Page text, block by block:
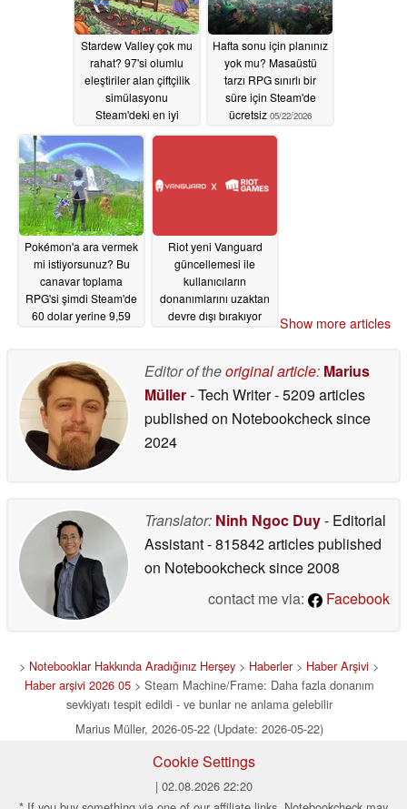
Stardew Valley çok mu
rahat? 97'si olumlu
eleştiriler alan çiftçilik
simülasyonu
Steam'deki en iyi
fiyatına geri döndü
05/23/2026
Hafta sonu için planınız
yok mu? Masaüstü
tarzı RPG sınırlı bir
süre için Steam'de
ücretsiz 05/22/2026
Pokémon'a ara vermek
mi istiyorsunuz? Bu
canavar toplama
RPG'si şimdi Steam'de
60 dolar yerine 9,59
Riot yeni Vanguard
güncellemesi ile
kullanıcıların
donanımlarını uzaktan
devre dışı bırakıyor
Show more articles
Editor of theoriginal article: Marius
Müller- Tech Writer- 5209 articles
published on Notebookchecksince
2024
Translator: Ninh Ngoc Duy- Editorial
Assistant- 815842 articles published
on Notebookchecksince 2008
contact me via:
Facebook
> Notebooklar Hakkında Aradığınız Herşey > Haberler> Haber Arşivi >
Haber arşivi 2026 05> Steam Machine/Frame: Daha fazla donanım
sevkiyatı tespit edildi - ve bunlar ne anlama gelebilir
Marius Müller, 2026-05-22 (Update: 2026-05-22)
Cookie Settings
| 02.08.2026 22:20